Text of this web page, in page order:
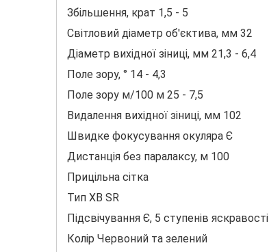
Збільшення, крат 1,5 - 5
Світловий діаметр об'єктива, мм 32
Діаметр вихідної зіниці, мм 21,3 - 6,4
Поле зору, ° 14 - 4,3
Поле зору м/100 м 25 - 7,5
Видалення вихідної зіниці, мм 102
Швидке фокусування окуляра Є
Дистанція без паралаксу, м 100
Прицільна сітка
Тип XB SR
Підсвічування Є, 5 ступенів яскравості
Колір Червоний та зелений